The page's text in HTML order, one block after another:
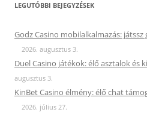
LEGUTÓBBI BEJEGYZÉSEK
Godz Casino mobilalkalmazás:
2026. augusztus 3.
Duel Casino játékok: élő asztalok és
augusztus 3.
KinBet Casino élmény: élő chat
2026. július 27.